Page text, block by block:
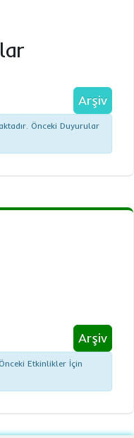
Arşiv
Önceki Duyurular
Arşiv
Etkinlikler İçin